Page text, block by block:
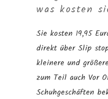
was kosten
Sie kosten 19,95
direkt über Slip
kleinere und
zum Teil auch Vor
Schuhgeschäften